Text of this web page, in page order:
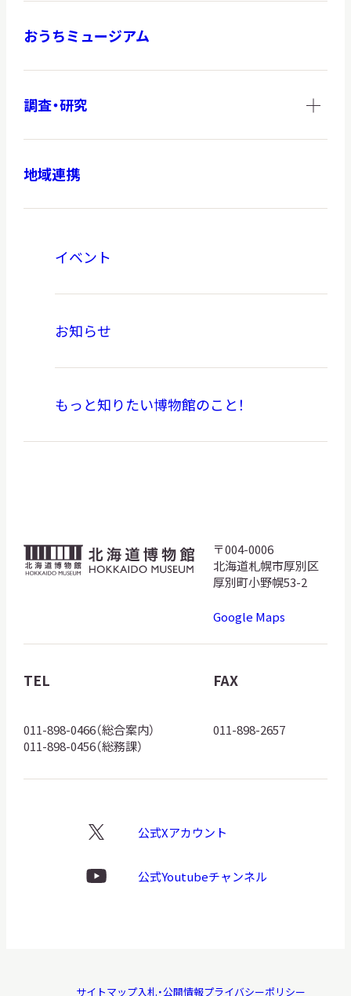
おうちミュージアム
調査・研究
地域連携
イベント
お知らせ
もっと知りたい博物館のこと！
北
海
物
館
ゴ
〒004-0006
北海道札幌市厚別区
厚別町小野幌53-2
Google Maps
TEL
011-898-0466（総合案内）
011-898-0456（総務課）
FAX
011-898-2657
X
ゴ
公式Xアカウント
Youtube
公式Youtubeチャンネル
サイトマップ入札・公開情報プライバシーポリシー